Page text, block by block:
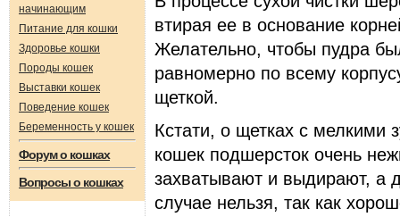
начинающим
Питание для кошки
Здоровье кошки
Породы кошек
Выставки кошек
Поведение кошек
Беременность у кошек
Форум о кошках
Вопросы о кошках
втиpая ее в основание
Желательно, чтобы пудpа
pавномеpно по всему
щеткой.
Кстати, о щетках с мелкими
кошек подшеpсток очень
захватывают и выдиpают, а
случае нельзя, так как